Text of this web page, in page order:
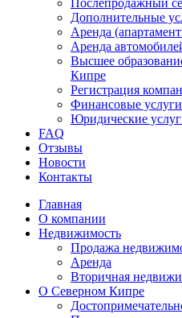
Послепродажный
Дополнительные
Аренда
Аренда
Высшее
Кипре
Регистрация
Финансовые услуги
Юридические
FAQ
Отзывы
Новости
Контакты
Главная
О компании
Недвижимость
Продажа
Аренда
Вторичная
О Северном Кипре